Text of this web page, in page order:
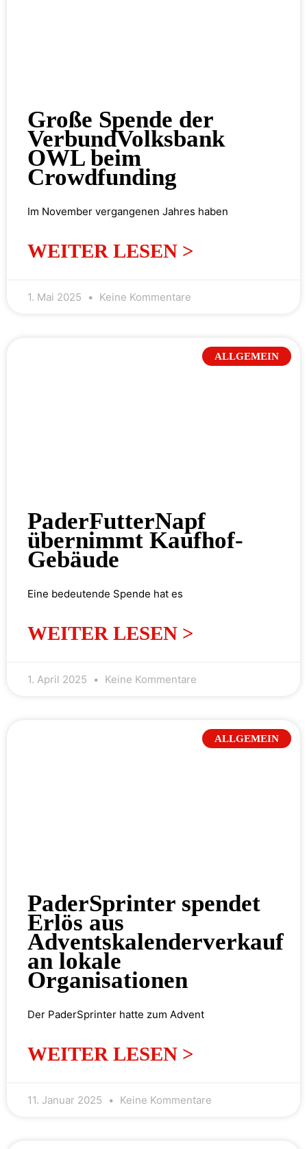
Große Spende der
VerbundVolksbank
OWL beim
Crowdfunding
Im November vergangenen Jahres haben
WEITER LESEN >
1. Mai 2025 Keine Kommentare
ALLGEMEIN
PaderFutterNapf
übernimmt Kaufhof-
Gebäude
Eine bedeutende Spende hat es
WEITER LESEN >
1. April 2025 Keine Kommentare
ALLGEMEIN
PaderSprinter spendet
Erlös aus
Adventskalenderverkauf
an lokale
Organisationen
Der PaderSprinter hatte zum Advent
WEITER LESEN >
11. Januar 2025 Keine Kommentare